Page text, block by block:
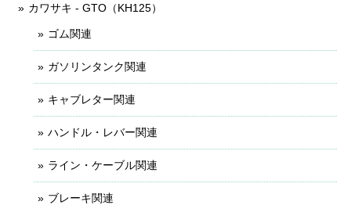
カワサキ - GTO（KH125）
ゴム関連
ガソリンタンク関連
キャブレター関連
ハンドル・レバー関連
ライン・ケーブル関連
ブレーキ関連